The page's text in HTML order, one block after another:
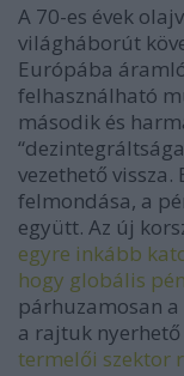
A 70-es évek
világháborút
Európába
felhasználható
második és
vezethető
felmondása, a
együtt. Az új
egyre inkább
hogy globális
párhuzamosan
a rajtuk
termelői szektor